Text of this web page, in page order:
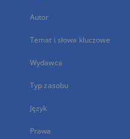
Autor
Temat i słowa kluczowe
Wydawca
Typ zasobu
Język
Prawa